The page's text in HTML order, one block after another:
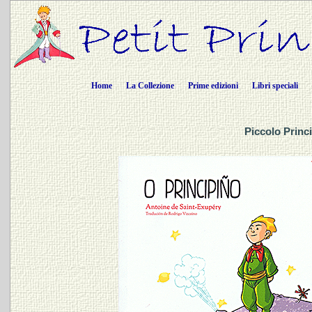
Home La Collezione Prime edizioni Libri speciali
Piccolo